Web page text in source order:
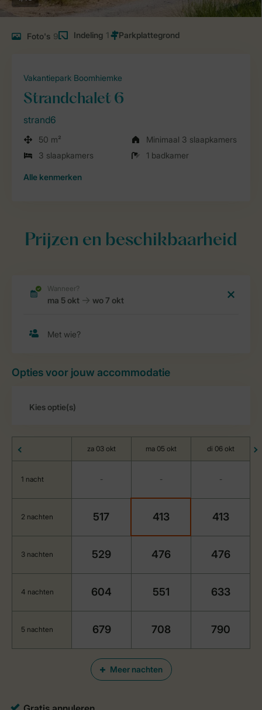
Foto's 9 Indeling 1
Vakantiepark Boomhiemke
Strandchalet 6
strand6
50 m²
Minimaal 3 slaapkamers
3 slaapkamers
1 badkamer
Alle kenmerken
Prijzen en beschikbaarheid
Opties voor jouw accommodatie
Meer nachten
za 03 okt ma 05 okt di 06 okt
1 nacht - - -
2 nachten 517 413 413
3 nachten 529 476 476
4 nachten 604 551 633
5 nachten 679 708 790